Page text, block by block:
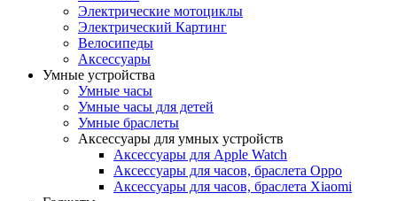
Электрические мотоциклы
Электрический Картинг
Bелосипеды
Аксессуары
Умные устройства
Умные часы
Умные часы для детей
Умные браслеты
Аксессуары для умных устройств
Аксессуары для Apple Watch
Аксессуары для часов, браслета Oppo
Аксессуары для часов, браслета Xiaomi